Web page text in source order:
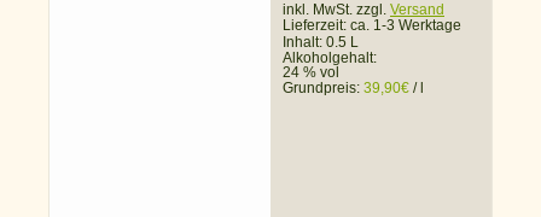
inkl. MwSt. zzgl. Versand
Lieferzeit: ca. 1-3 Werktage
Inhalt: 0.5 L
Alkoholgehalt:
24 % vol
Grundpreis: 39,90€ /